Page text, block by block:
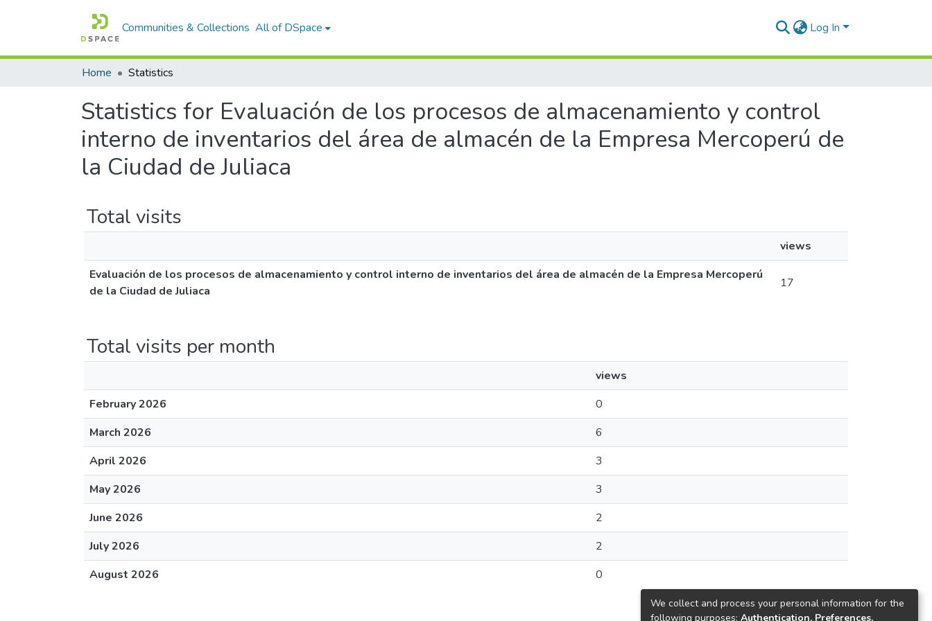
Communities & Collections All of DSpace Log In
Home Statistics
Statistics for Evaluación de los procesos de almacenamiento y control
interno de inventarios del área de almacén de la Empresa Mercoperú de
la Ciudad de Juliaca
Total visits
views
Evaluación de los procesos de almacenamiento y control interno de inventarios del área de almacén de la Empresa Mercoperú
de la Ciudad de Juliaca
17
Total visits per month
views
February 2026
0
March 2026
6
April 2026
3
May 2026
3
June 2026
2
July 2026
2
August 2026
0
We collect and process your personal information for the
following purposes: Authentication, Preferences,